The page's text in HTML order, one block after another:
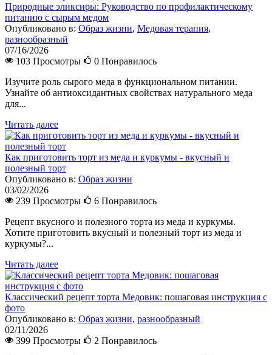
Природные эликсиры: Руководство по профилактическому
питанию с сырым медом
Опубликовано в: Образ жизни, Медовая терапия,
разнообразный
07/16/2026
103 Просмотры
0 Понравилось
Изучите роль сырого меда в функциональном питании.
Узнайте об антиоксидантных свойствах натурального меда
для...
Читать далее
Как приготовить торт из меда и куркумы - вкусный и
полезный торт
Опубликовано в: Образ жизни
03/02/2026
239 Просмотры
6 Понравилось
Рецепт вкусного и полезного торта из меда и куркумы.
Хотите приготовить вкусный и полезный торт из меда и
куркумы?...
Читать далее
Классический рецепт торта Медовик: пошаговая инструкция с
фото
Опубликовано в: Образ жизни, разнообразный
02/11/2026
399 Просмотры
2 Понравилось